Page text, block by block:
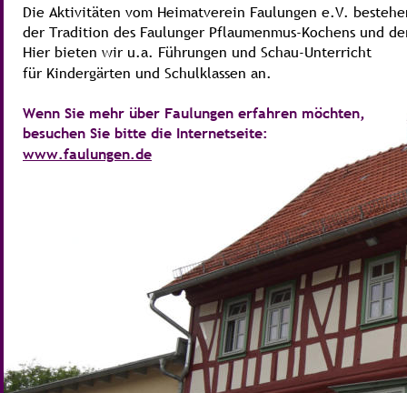
Die Aktivitäten vom Heimatverein Faulungen e.V.
der Tradition des Faulunger Pflaumenmus-Kochens und
Hier bieten wir u.a. Führungen und Schau-Unterricht
für Kindergärten und Schulklassen an.
Wenn Sie mehr über Faulungen erfahren möchten,
besuchen Sie bitte die Internetseite:
www.faulungen.de